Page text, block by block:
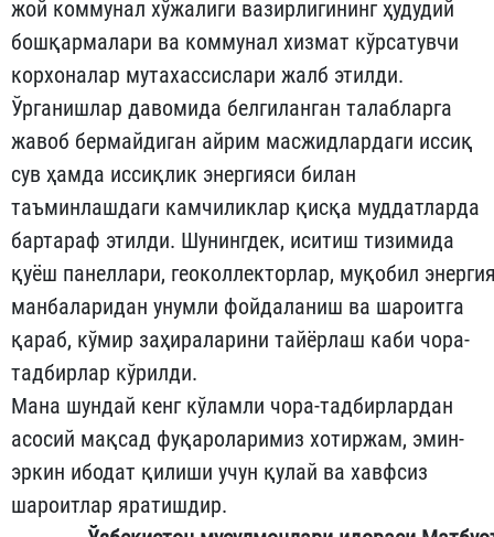
жой коммунал хўжалиги вазирлигининг ҳудудий
бошқармалари ва коммунал хизмат кўрсатувчи
корхоналар мутахассислари жалб этилди.
Ўрганишлар давомида белгиланган талабларга
жавоб бермайдиган айрим масжидлардаги иссиқ
сув ҳамда иссиқлик энергияси билан
таъминлашдаги камчиликлар қисқа муддатларда
бартараф этилди. Шунингдек, иситиш тизимида
қуёш панеллари, геоколлекторлар, муқобил
манбаларидан унумли фойдаланиш ва шароитга
қараб, кўмир заҳираларини тайёрлаш каби чора-
тадбирлар кўрилди.
Мана шундай кенг кўламли чора-тадбирлардан
асосий мақсад фуқароларимиз хотиржам, эмин-
эркин ибодат қилиши учун қулай ва хавфсиз
шароитлар яратишдир.